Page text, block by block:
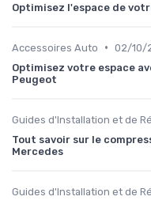
Optimisez l'espace de
Accessoires Auto • 02/10/
Optimisez votre espace
Peugeot
Guides d'Installation et de
Tout savoir sur le
Mercedes
Guides d'Installation et de